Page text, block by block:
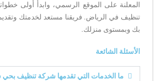
المعلنة على الموقع الرسمي، وابدأ أولى
تنظيف في الرياض. فريقنا مستعد لخدمتك
بك وبمستوى منزلك.
الأسئلة الشائعة
ما الخدمات التي تقدمها شركة تنظيف بحي